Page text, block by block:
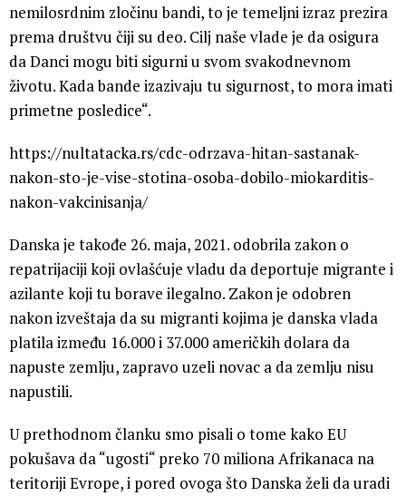
nemilosrdnim zločinu bandi, to je temeljni izraz prezira
prema društvu čiji su deo. Cilj naše vlade je da osigura
da Danci mogu biti sigurni u svom svakodnevnom
životu. Kada bande izazivaju tu sigurnost, to mora imati
primetne posledice“.
https://nultatacka.rs/cdc-odrzava-hitan-sastanak-
nakon-sto-je-vise-stotina-osoba-dobilo-miokarditis-
nakon-vakcinisanja/
Danska je takođe 26. maja, 2021. odobrila zakon o
repatrijaciji koji ovlašćuje vladu da deportuje migrante i
azilante koji tu borave ilegalno. Zakon je odobren
nakon izveštaja da su migranti kojima je danska vlada
platila između 16.000 i 37.000 američkih dolara da
napuste zemlju, zapravo uzeli novac a da zemlju nisu
napustili.
U prethodnom članku smo pisali o tome kako EU
pokušava da “ugosti“ preko 70 miliona Afrikanaca na
teritoriji Evrope, i pored ovoga što Danska želi da uradi